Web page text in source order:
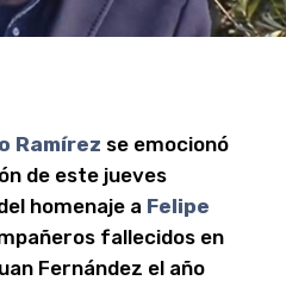
Ramírez se emocionó
de este jueves
homenaje a Felipe
fallecidos en
Fernández el año